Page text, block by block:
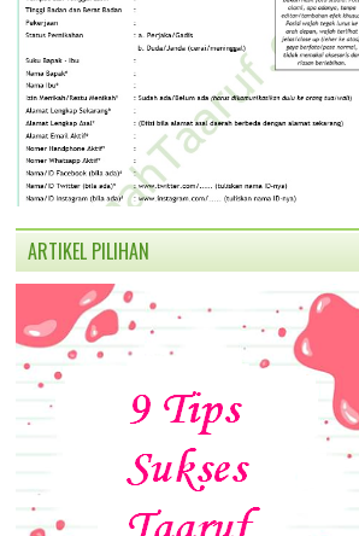
ARTIKEL PILIHAN